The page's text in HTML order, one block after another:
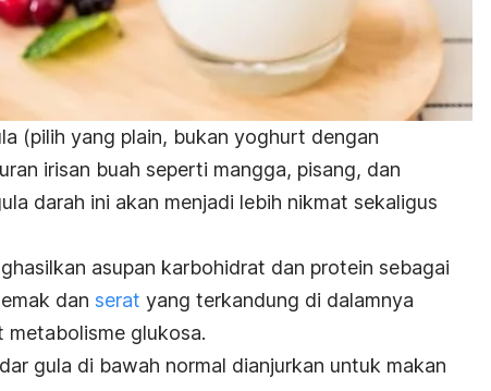
(pilih yang plain, bukan yoghurt dengan
irisan buah seperti mangga, pisang, dan
darah ini akan menjadi lebih nikmat sekaligus
asupan karbohidrat dan protein sebagai
dan serat yang terkandung di dalamnya
metabolisme glukosa.
gula di bawah normal dianjurkan untuk makan